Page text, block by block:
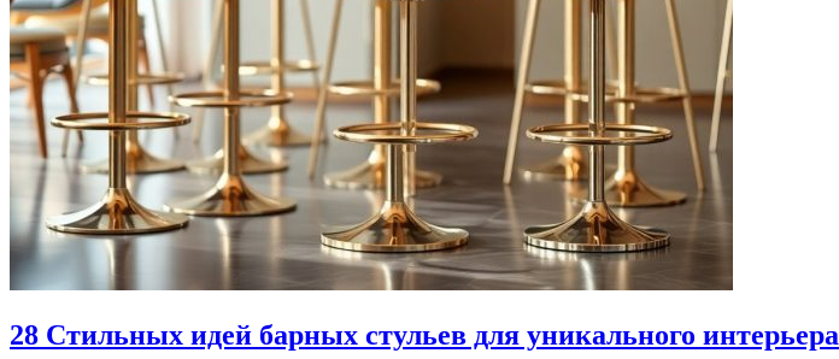
28 Стильных идей барных стульев для уникального интерьера